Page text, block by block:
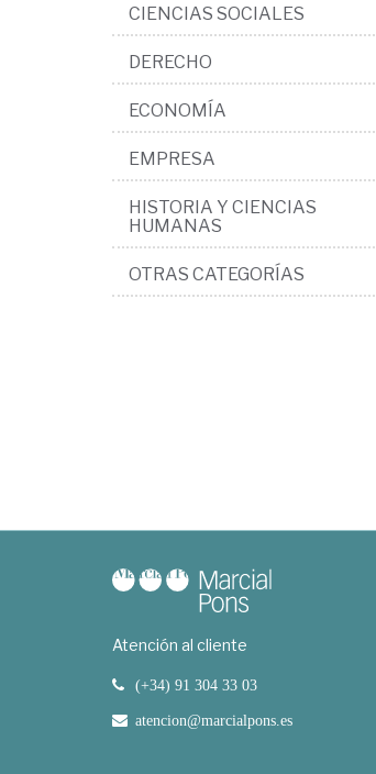
CIENCIAS SOCIALES
DERECHO
ECONOMÍA
EMPRESA
HISTORIA Y CIENCIAS
HUMANAS
OTRAS CATEGORÍAS
Atención al cliente
(+34) 91 304 33 03
atencion@marcialpons.es